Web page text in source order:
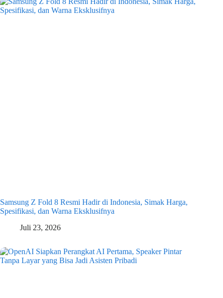
Samsung Z Fold 8 Resmi Hadir di Indonesia, Simak Harga,
Spesifikasi, dan Warna Eksklusifnya
Juli 23, 2026